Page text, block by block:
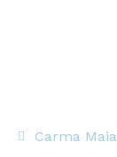
Carma Maia